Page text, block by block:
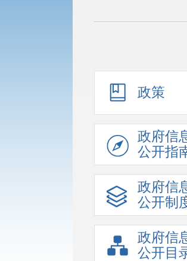
政策
政府信
公开指
政府信
公开制
政府信
公开目